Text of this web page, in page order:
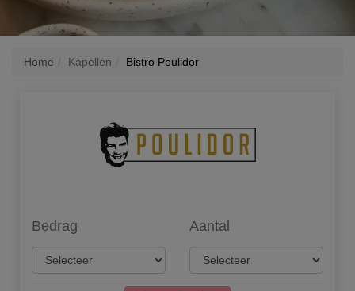
Home Kapellen Bistro Poulidor
Bedrag Aantal